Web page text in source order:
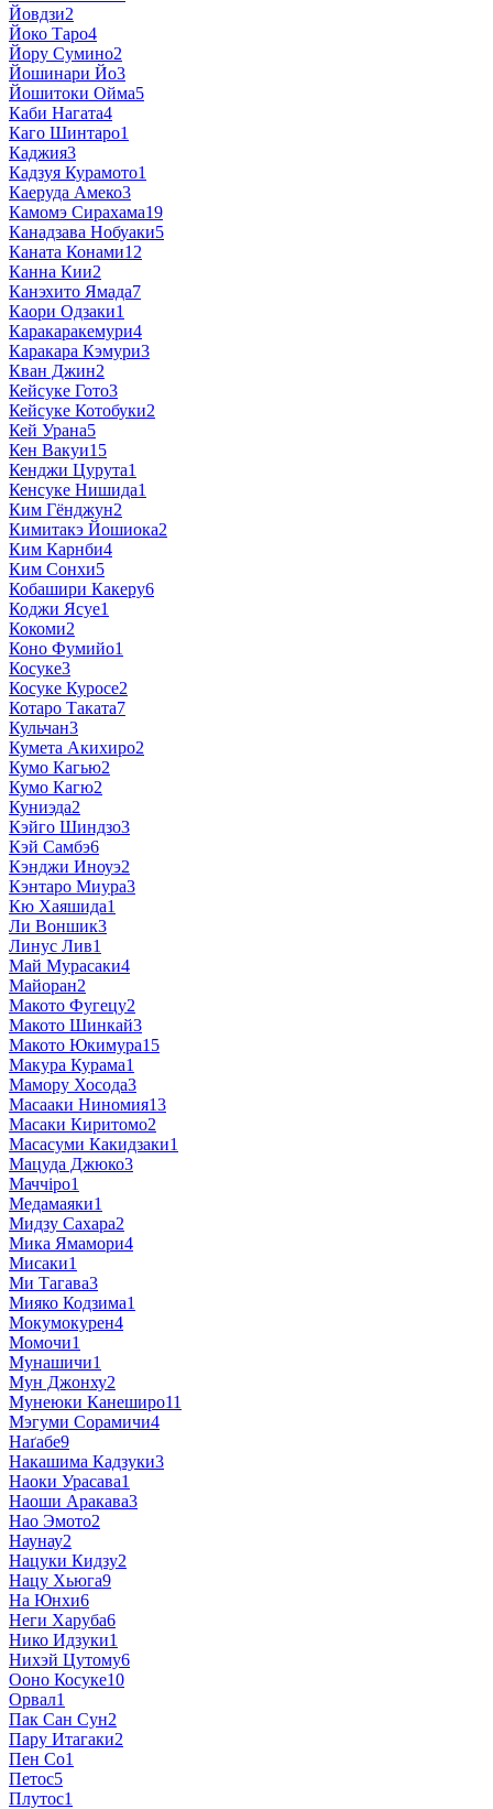
Йовдзи2
Йоко Таро4
Йору Сумино2
Йошинари Йо3
Йошитоки Ойма5
Каби Нагата4
Каго Шинтаро1
Каджия3
Кадзуя Курамото1
Каеруда Амеко3
Камомэ Сирахама19
Канадзава Нобуаки5
Каната Конами12
Канна Кии2
Канэхито Ямада7
Каори Одзаки1
Каракаракемури4
Каракара Кэмури3
Кван Джин2
Кейсуке Гото3
Кейсуке Котобуки2
Кей Урана5
Кен Вакуи15
Кенджи Цурута1
Кенсуке Нишида1
Ким Гёнджун2
Кимитакэ Йошиока2
Ким Карнби4
Ким Сонхи5
Кобашири Какеру6
Коджи Ясуе1
Кокоми2
Коно Фумийо1
Косуке3
Косуке Куросе2
Котаро Таката7
Кульчан3
Кумета Акихиро2
Кумо Кагью2
Кумо Кагю2
Куниэда2
Кэйго Шиндзо3
Кэй Самбэ6
Кэнджи Иноуэ2
Кэнтаро Миура3
Кю Хаяшида1
Ли Воншик3
Линус Лив1
Май Мурасаки4
Майоран2
Макото Фугецу2
Макото Шинкай3
Макото Юкимура15
Макура Курама1
Мамору Хосода3
Масааки Ниномия13
Масаки Киритомо2
Масасуми Какидзаки1
Мацуда Джюко3
Маччіро1
Медамаяки1
Мидзу Сахара2
Мика Ямамори4
Мисаки1
Ми Тагава3
Мияко Кодзима1
Мокумокурен4
Момочи1
Мунашичи1
Мун Джонху2
Мунеюки Канеширо11
Мэгуми Сорамичи4
Наґабе9
Накашима Кадзуки3
Наоки Урасава1
Наоши Аракава3
Нао Эмото2
Наунау2
Нацуки Кидзу2
Нацу Хьюга9
На Юнхи6
Неги Харуба6
Нико Идзуки1
Нихэй Цутому6
Ооно Косуке10
Орвал1
Пак Сан Сун2
Пару Итагаки2
Пен Со1
Петос5
Плутос1